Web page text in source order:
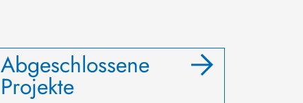
Abgeschlossene
Projekte